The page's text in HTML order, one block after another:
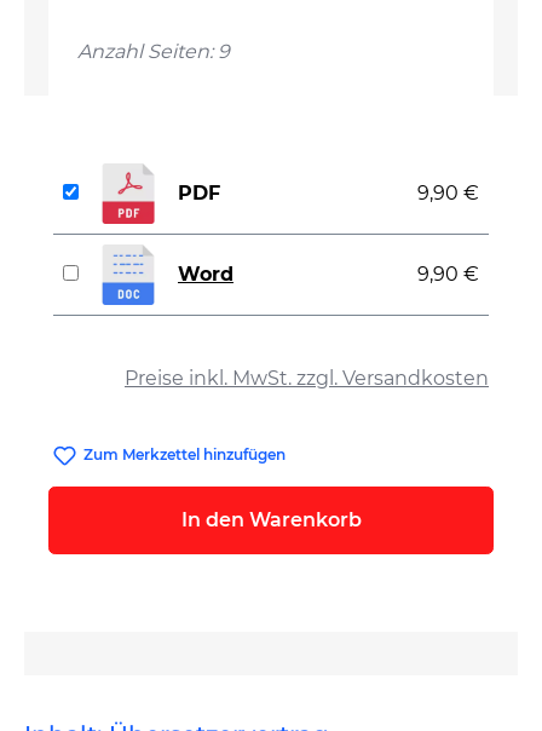
Anzahl Seiten: 9
Preise inkl. MwSt. zzgl. Versandkosten
PDF 9,90 €
Word 9,90 €
Zum Merkzettel hinzufügen
In den Warenkorb